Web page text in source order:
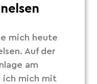
mich heute
Auf der
am
ich mich mit